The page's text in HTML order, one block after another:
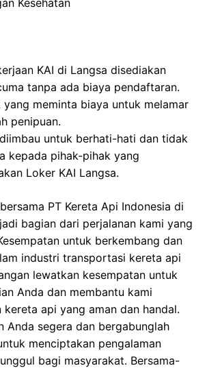
Kesehatan
KAI di Langsa disediakan
tanpa ada biaya pendaftaran.
meminta biaya untuk melamar
penipuan.
untuk berhati-hati dan tidak
kepada pihak-pihak yang
Loker KAI Langsa.
PT Kereta Api Indonesia di
bagian dari perjalanan kami yang
untuk berkembang dan
industri transportasi kereta api
lewatkan kesempatan untuk
Anda dan membantu kami
kereta api yang aman dan handal.
Anda segera dan bergabunglah
menciptakan pengalaman
bagi masyarakat. Bersama-